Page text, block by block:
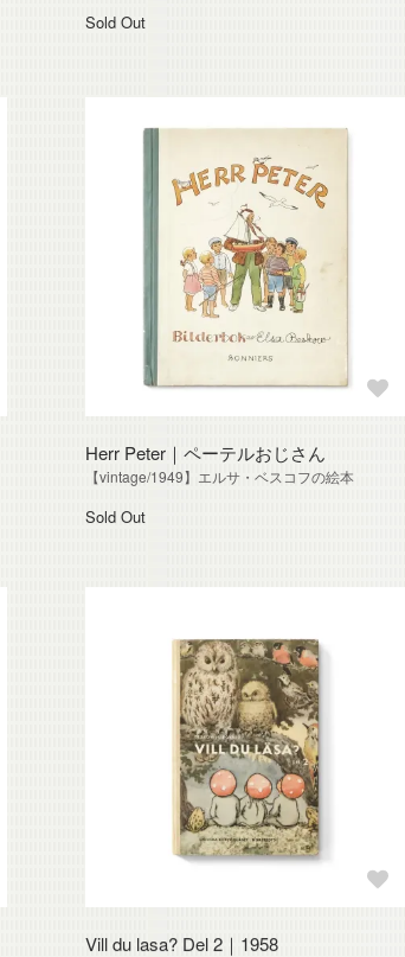
Sold Out
Herr Peter｜ペーテルおじさん
【vintage/1949】エルサ・ベスコフの絵本
Sold Out
Vill du lasa? Del 2｜1958